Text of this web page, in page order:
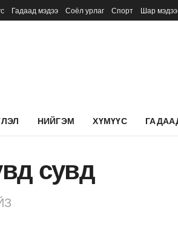
Гадаад мэдээ Соёл урлаг Спорт Шар мэдээ
НИЙГЭМ ХҮМҮҮС
сувд